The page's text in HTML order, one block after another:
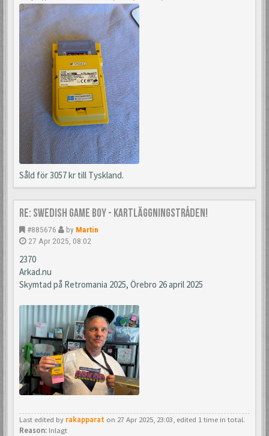
Såld för 3057 kr till Tyskland.
Re: Swedish Game Boy - Kartläggningstråden!
#885676 by Martin
27 Apr 2025, 08:02
2370
Arkad.nu
Skymtad på Retromania 2025, Örebro 26 april 2025
Last edited by rakapparat on 27 Apr 2025, 23:03, edited 1 time in total.
Reason: Inlagt